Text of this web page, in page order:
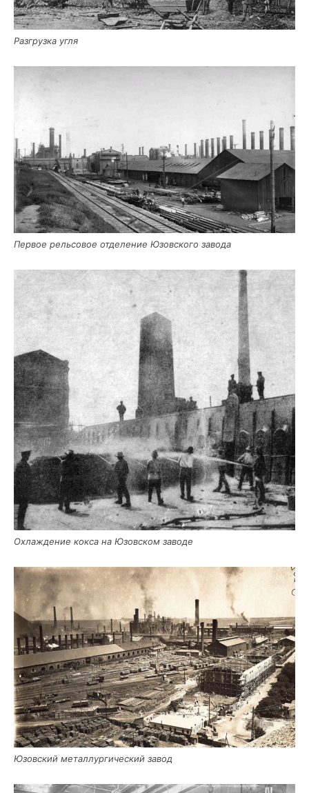
Раз­груз­ка угля
Пер­вое рель­со­вое отде­ле­ние Юзов­ско­го завода
Охла­жде­ние кок­са на Юзов­ском заводе
Юзов­ский метал­лур­ги­че­ский завод